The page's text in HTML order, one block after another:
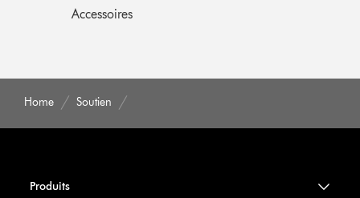
Accessoires
Home Soutien
Produits